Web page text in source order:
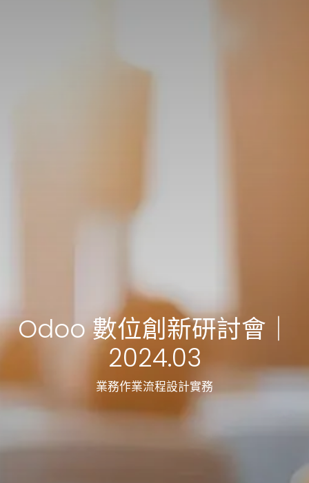
Odoo 數位創新研討會｜
2024.03
業務作業流程設計實務